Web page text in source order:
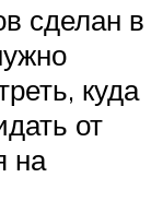
сделан в
куда
от
на